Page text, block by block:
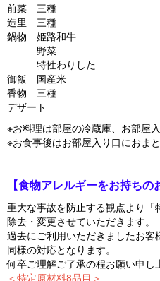
前菜 三種
造里 三種
鍋物 姫路和牛
野菜
特性わりした
御飯 国産米
香物 三種
デザート
※お料理は部屋の冷蔵庫、お部屋
※お食事後はお部屋入り口におま
【食物アレルギーをお持ちの
重大な事故を防止する観点より「
除去・変更させていただきます。
過去にご利用いただきましたお客
同様の対応となります。
何卒ご理解ご了承の程お願い申し
＜特定原材料8品目＞